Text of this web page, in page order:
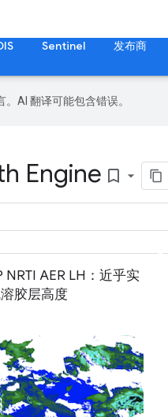
Sentinel 发布商
AI 翻译可能包含错误。
Engine bookmark_border
NRTI AER LH：近乎实
胶层高度